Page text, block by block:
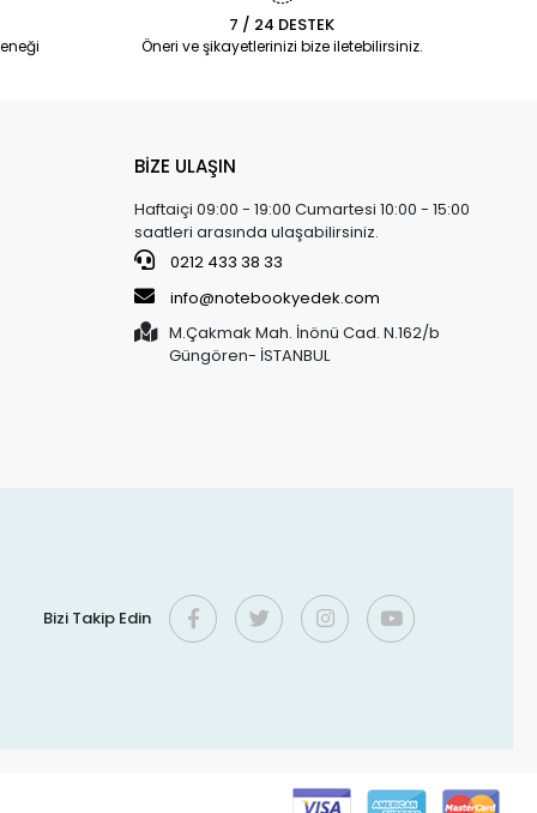
7 / 24 DESTEK
Öneri ve şikayetlerinizi bize iletebilirsiniz.
BİZE ULAŞIN
Haftaiçi 09:00 - 19:00 Cumartesi 10:00 - 15:00
saatleri arasında ulaşabilirsiniz.
0212 433 38 33
info@notebookyedek.com
M.Çakmak Mah. İnönü Cad. N.162/b
Güngören- İSTANBUL
Bizi Takip Edin